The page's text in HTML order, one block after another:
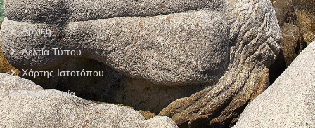
Αρχική
Δελτία Τύπου
Χάρτης Ιστοτόπου
Επικοινωνία